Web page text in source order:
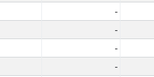
-
-
-
-